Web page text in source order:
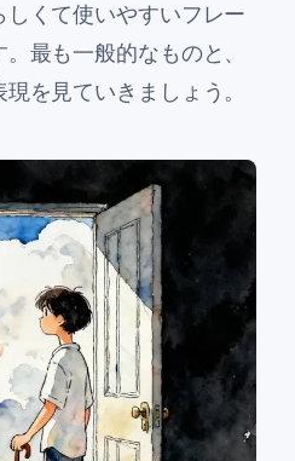
くて使いやすいフレー
最も一般的なものと、
を見ていきましょう。